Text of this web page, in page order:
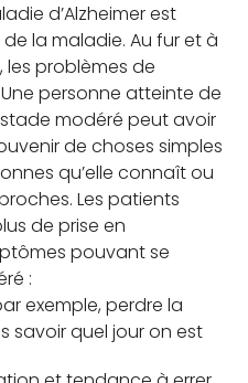
d’Alzheimer est
la maladie. Au fur et à
les problèmes de
Une personne atteinte de
modéré peut avoir
de choses simples
qu’elle connaît ou
Les patients
de prise en
pouvant se
:
exemple, perdre la
savoir quel jour on est